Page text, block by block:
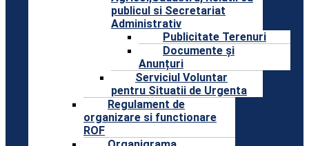
publicul si Secretariat
Administrativ
Publicitate Terenuri
Documente și
Anunțuri
Serviciul Voluntar
pentru Situatii de Urgenta
Regulament de
organizare si functionare
ROF